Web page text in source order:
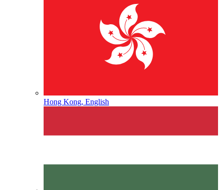
Hong Kong, English